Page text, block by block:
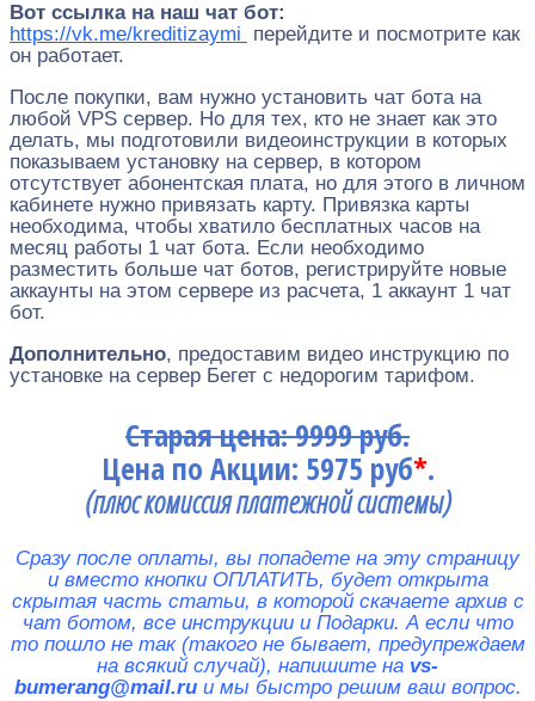
Вот ссылка на наш чат бот:
https://vk.me/kreditizaymi
перейдите и посмотрите как
он работает.
После покупки, вам нужно установить чат бота на
любой VPS сервер. Но для тех, кто не знает как это
делать, мы подготовили видеоинструкции в которых
показываем установку на сервер, в котором
отсутствует абонентская плата, но для этого в личном
кабинете нужно привязать карту. Привязка карты
необходима, чтобы хватило бесплатных часов на
месяц работы 1 чат бота. Если необходимо
разместить больше чат ботов, регистрируйте новые
аккаунты на этом сервере из расчета, 1 аккаунт 1 чат
бот.
Дополнительно, предоставим видео инструкцию по
установке на сервер Бегет с недорогим тарифом.
Старая цена: 9999 руб.
Цена по Акции: 5975 руб*.
(плюс комиссия платежной системы)
Сразу после оплаты, вы попадете на эту страницу
и вместо кнопки ОПЛАТИТЬ, будет открыта
скрытая часть статьи, в которой скачаете архив с
чат ботом, все инструкции и Подарки. А если что
то пошло не так (такого не бывает, предупреждаем
на всякий случай), напишите на vs-
bumerang@mail.ruи мы быстро решим ваш вопрос.